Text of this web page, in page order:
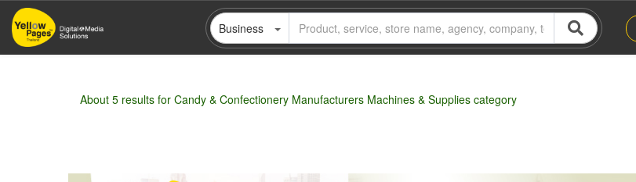
Skip
main
Business
About 5 results for Candy & Confectionery Manufacturers Machines & Supplies category